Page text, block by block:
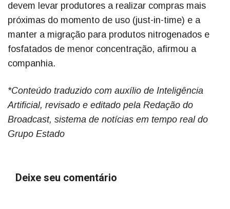
devem levar produtores a realizar compras mais
próximas do momento de uso (just-in-time) e a
manter a migração para produtos nitrogenados e
fosfatados de menor concentração, afirmou a
companhia.
*Conteúdo traduzido com auxílio de Inteligência
Artificial, revisado e editado pela Redação do
Broadcast, sistema de notícias em tempo real do
Grupo Estado
Deixe seu comentário